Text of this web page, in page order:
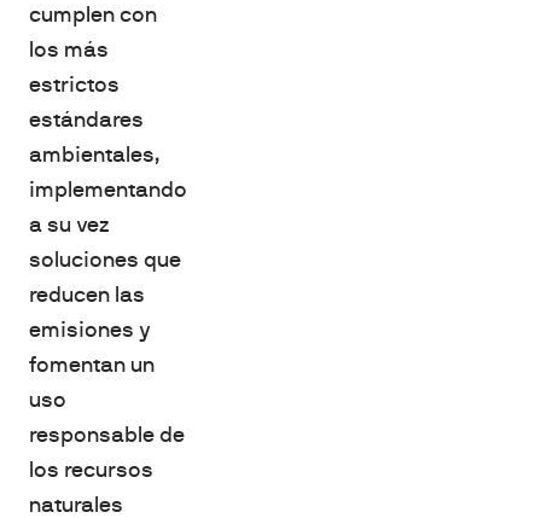
cumplen con
los más
estrictos
estándares
ambientales,
implementando
a su vez
soluciones que
reducen las
emisiones y
fomentan un
uso
responsable de
los recursos
naturales